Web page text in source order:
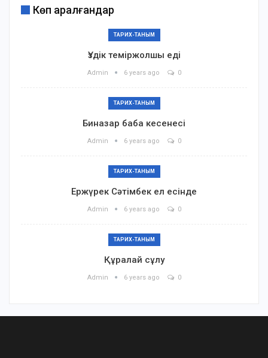
Көп қаралғандар
ТАРИХ-ТАНЫМ
Үздік теміржолшы еді
Admin 6 years ago 0
ТАРИХ-ТАНЫМ
Биназар баба кесенесі
Admin 6 years ago 0
ТАРИХ-ТАНЫМ
Ержүрек Сәтімбек ел есінде
Admin 6 years ago 0
ТАРИХ-ТАНЫМ
Құралай сұлу
Admin 6 years ago 0